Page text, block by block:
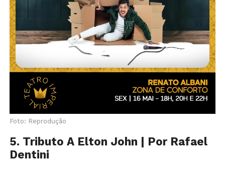
Foto: Reprodução
5. Tributo A Elton John | Por Rafael
Dentini